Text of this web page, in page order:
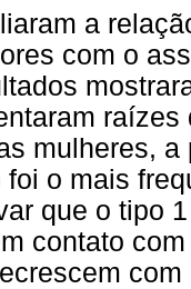
a
com o
mulheres,
foi o mais
que o tipo
contato